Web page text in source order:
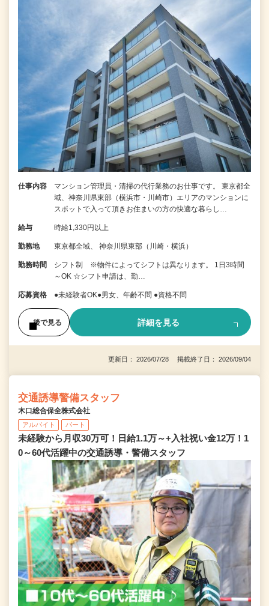
仕事内容
マンション管理員・清掃の代行業務のお仕事です。 東京都全
域、神奈川県東部（横浜市・川崎市）エリアのマンションに
スポットで入って頂きお住まいの方の快適な暮らし…
給与 時給1,330円以上
勤務地 東京都全域、 神奈川県東部（川崎・横浜）
勤務時間
シフト制 ※物件によってシフトは異なります。 1日3時間
～OK ☆シフト申請は、勤…
応募資格 ●未経験者OK●男女、年齢不問 ●資格不問
後で見る 詳細を見る
更新日： 2026/07/28 掲載終了日： 2026/09/04
交通誘導警備スタッフ
木口総合保全株式会社
アルバイト パート
未経験から月収30万可！日給1.1万～+入社祝い金12万！1
0～60代活躍中の交通誘導・警備スタッフ